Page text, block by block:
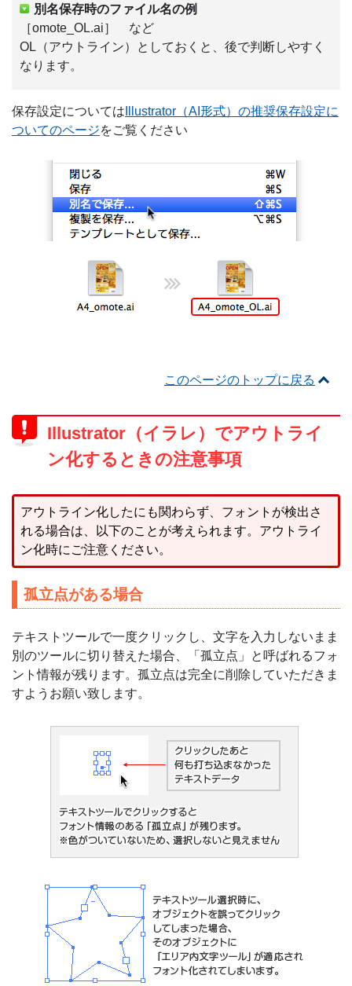
別名保存時のファイル名の例
［omote_OL.ai］ など
OL（アウトライン）としておくと、後で判断しやすく
なります。
保存設定については Illustrator（AI形式）の推奨保存設定に
ついてのページをご覧ください
このページのトップに戻る
Illustrator（イラレ）でアウトライ
ン化するときの注意事項
アウトライン化したにも関わらず、フォントが検出さ
れる場合は、以下のことが考えられます。アウトライ
ン化時にご注意ください。
孤立点がある場合
テキストツールで一度クリックし、文字を入力しないまま
別のツールに切り替えた場合、「孤立点」と呼ばれるフォ
ント情報が残ります。孤立点は完全に削除していただきま
すようお願い致します。